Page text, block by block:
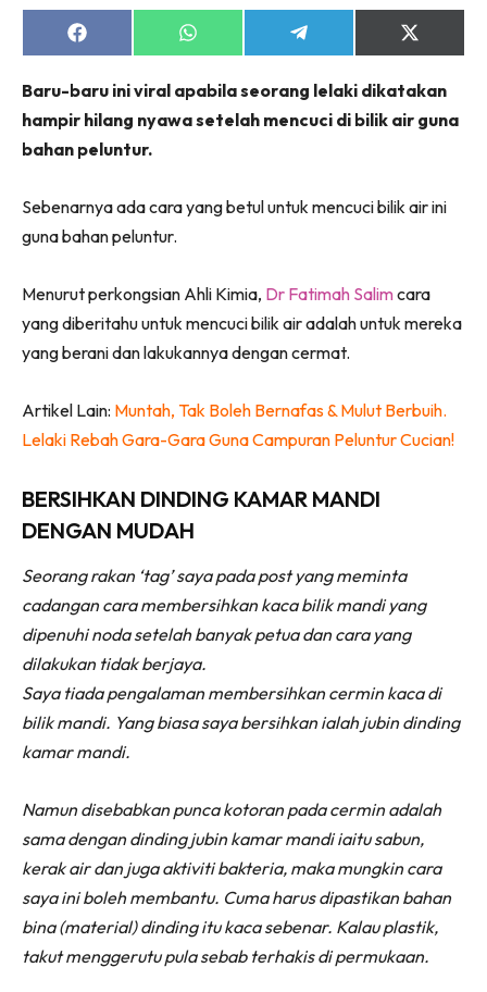
Dengan ini saya bersetuju dengan
Langgan Sekarang
Lubuk konten Kesihatan dan penjagaan diri
Download sekarang!
KLIK DI SEENI
Share
on
Share
on
Share
on
Share
on
(Twitter)
Baru-baru ini viral apabila seorang lelaki dikatakan
hampir hilang nyawa setelah mencuci di bilik air guna
bahan peluntur.
Sebenarnya ada cara yang betul untuk mencuci bilik air ini
guna bahan peluntur.
Menurut perkongsian Ahli Kimia, Dr Fatimah Salimcara
yang diberitahu untuk mencuci bilik air adalah untuk mereka
yang berani dan lakukannya dengan cermat.
Artikel Lain: Muntah, Tak Boleh Bernafas & Mulut Berbuih.
Lelaki Rebah Gara-Gara Guna Campuran Peluntur Cucian!
BERSIHKAN DINDING KAMAR MANDI
DENGAN MUDAH
Seorang rakan ‘tag’ saya pada post yang meminta
cadangan cara membersihkan kaca bilik mandi yang
dipenuhi noda setelah banyak petua dan cara yang
dilakukan tidak berjaya.
Saya tiada pengalaman membersihkan cermin kaca di
bilik mandi. Yang biasa saya bersihkan ialah jubin dinding
kamar mandi.
Namun disebabkan punca kotoran pada cermin adalah
sama dengan dinding jubin kamar mandi iaitu sabun,
kerak air dan juga aktiviti bakteria, maka mungkin cara
saya ini boleh membantu. Cuma harus dipastikan bahan
bina (material) dinding itu kaca sebenar. Kalau plastik,
takut menggerutu pula sebab terhakis di permukaan.